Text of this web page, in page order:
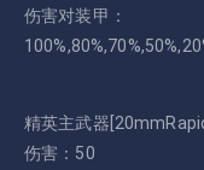
伤害对装甲：
精英主武器
伤害：50